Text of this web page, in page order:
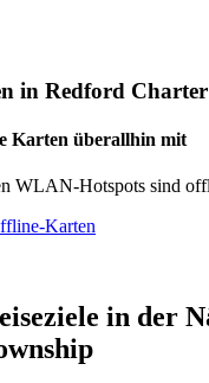
in Redford
Karten überallhin mit
WLAN-Hotspots sind
Karten
in der